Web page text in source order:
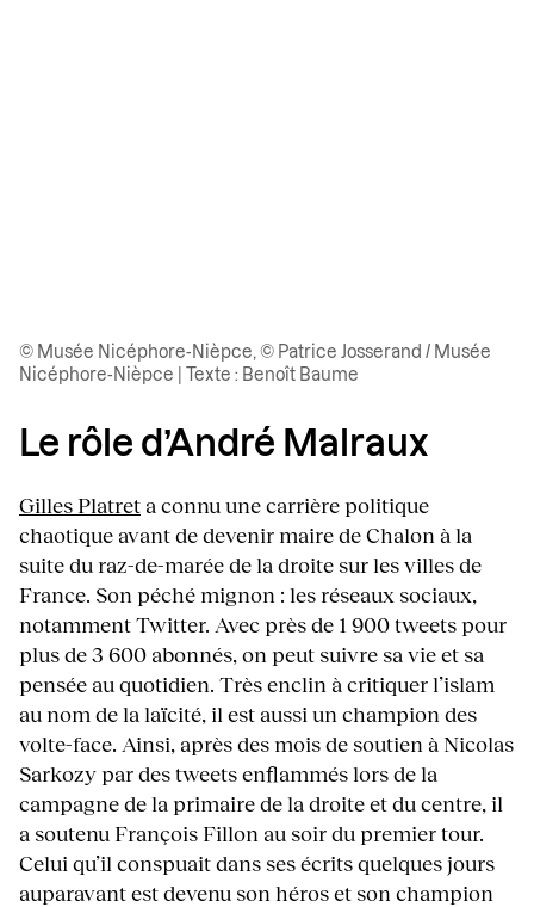
© Musée Nicéphore-Nièpce, © Patrice Josserand / Musée
Nicéphore-Nièpce | Texte : Benoît Baume
Le rôle d’André Malraux
Gilles Platret a connu une carrière politique
chaotique avant de devenir maire de Chalon à la
suite du raz-de-marée de la droite sur les villes de
France. Son péché mignon : les réseaux sociaux,
notamment Twitter. Avec près de 1 900 tweets pour
plus de 3 600 abonnés, on peut suivre sa vie et sa
pensée au quotidien. Très enclin à critiquer l’islam
au nom de la laïcité, il est aussi un champion des
volte-face. Ainsi, après des mois de soutien à Nicolas
Sarkozy par des tweets enflammés lors de la
campagne de la primaire de la droite et du centre, il
a soutenu François Fillon au soir du premier tour.
Celui qu’il conspuait dans ses écrits quelques jours
auparavant est devenu son héros et son champion